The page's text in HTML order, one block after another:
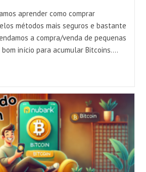
aprender como comprar
métodos mais seguros e bastante
a compra/venda de pequenas
bom início para acumular Bitcoins.…